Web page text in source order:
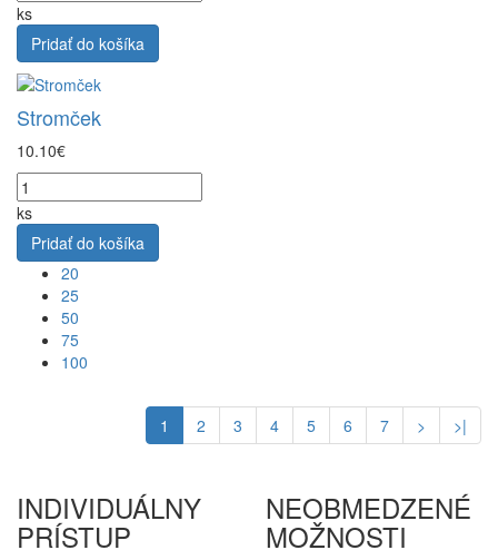
ks
Pridať do košíka
Stromček
10.10€
ks
Pridať do košíka
20
25
50
75
100
1 2 3 4 5 6 7 > >|
INDIVIDUÁLNY
PRÍSTUP
NEOBMEDZENÉ
MOŽNOSTI